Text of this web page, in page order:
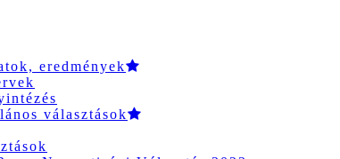
eredmények
választások